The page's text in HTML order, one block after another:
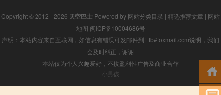
Copyright © 2012 - 2026 天空巴士 Powered by 网站分类目录 | 精选推荐文章 | 网站
地图 闽ICP备10004686号
声明：本站内容来自互联网，如信息有错误可发邮件到f_fb#foxmail.com说明，我们
会及时纠正，谢谢
本站仅为个人兴趣爱好，不接盈利性广告及商业合作
小男孩